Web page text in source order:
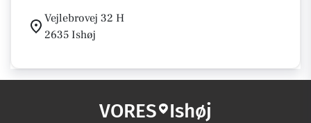
Vejlebrovej 32 H
2635 Ishøj
VORES Ishøj